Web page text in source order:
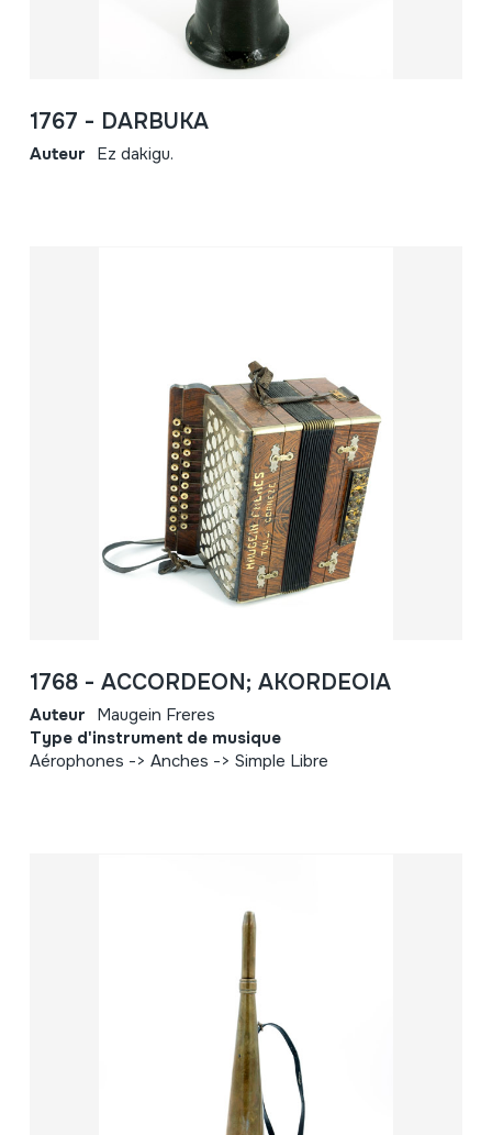
1767 - DARBUKA
Auteur Ez dakigu.
1768 - ACCORDEON; AKORDEOIA
Auteur Maugein Freres
Type d'instrument de musique
Aérophones -> Anches -> Simple Libre